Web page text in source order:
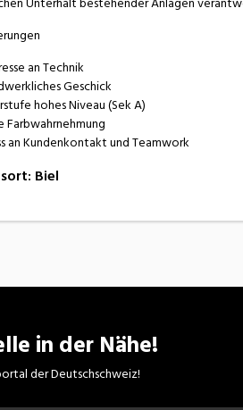
an Technik
Geschick
hohes Niveau (Sek A)
Farbwahrnehmung
an Kundenkontakt und Teamwork
: Biel
in der Nähe!
der Deutschschweiz!